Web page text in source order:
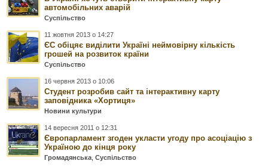
автомобільних аварій
Суспільство
11 жовтня 2013 о 14:27
ЄС обіцяє виділити Україні неймовірну кількість
грошей на розвиток країни
Суспільство
16 червня 2013 о 10:06
Студент розробив сайт та інтерактивну карту
заповідника «Хортиця»
Новини культури
14 вересня 2011 о 12:31
Європарламент згоден укласти угоду про асоціацію з
Україною до кінця року
Громадянська ,Суспільство